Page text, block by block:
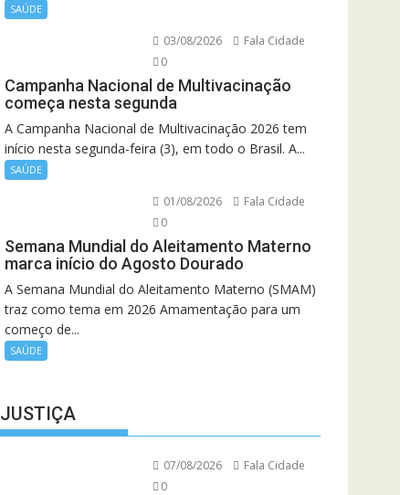
SAÚDE
03/08/2026
Fala Cidade
0
Campanha Nacional de Multivacinação
começa nesta segunda
A Campanha Nacional de Multivacinação 2026 tem
início nesta segunda-feira (3), em todo o Brasil. A...
SAÚDE
01/08/2026
Fala Cidade
0
Semana Mundial do Aleitamento Materno
marca início do Agosto Dourado
A Semana Mundial do Aleitamento Materno (SMAM)
traz como tema em 2026 Amamentação para um
começo de...
SAÚDE
JUSTIÇA
07/08/2026
Fala Cidade
0